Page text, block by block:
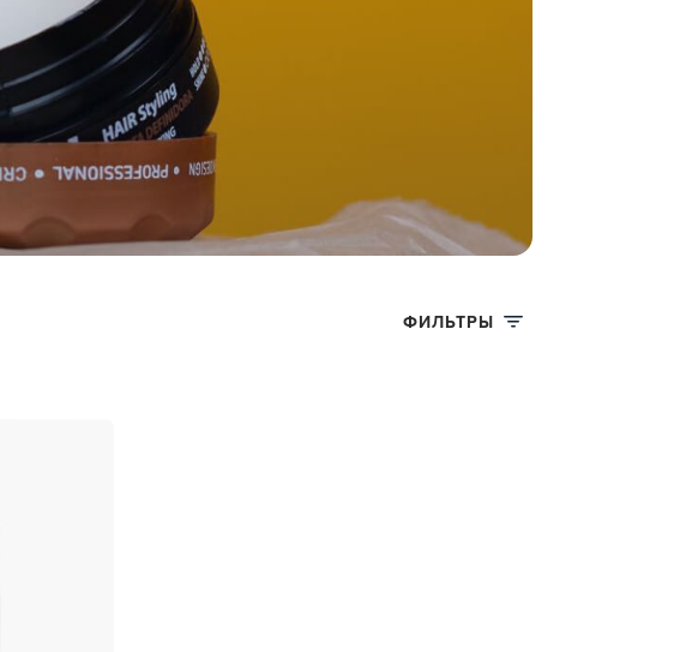
ФИЛЬТРЫ
Market